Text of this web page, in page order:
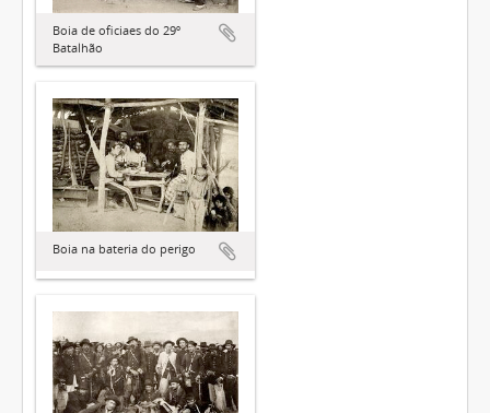
Boia de oficiaes do 29º
Batalhão
Boia na bateria do perigo